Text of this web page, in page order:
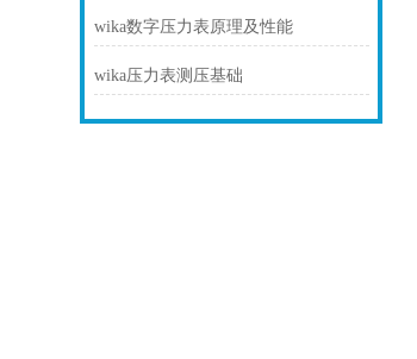
wika数字压力表原理及性能
wika压力表测压基础